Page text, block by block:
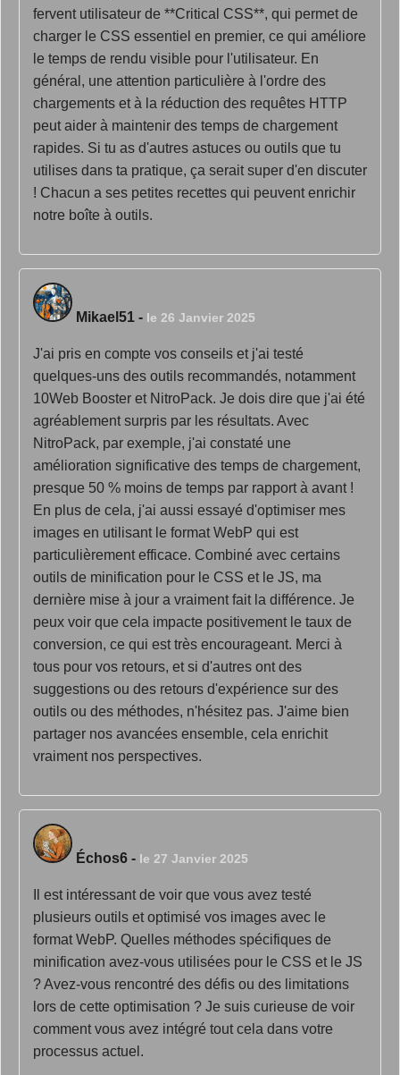
fervent utilisateur de **Critical CSS**, qui permet de
charger le CSS essentiel en premier, ce qui améliore
le temps de rendu visible pour l'utilisateur. En
général, une attention particulière à l'ordre des
chargements et à la réduction des requêtes HTTP
peut aider à maintenir des temps de chargement
rapides. Si tu as d'autres astuces ou outils que tu
utilises dans ta pratique, ça serait super d'en discuter
! Chacun a ses petites recettes qui peuvent enrichir
notre boîte à outils.
Mikael51 - le 26 Janvier 2025
J'ai pris en compte vos conseils et j'ai testé
quelques-uns des outils recommandés, notamment
10Web Booster et NitroPack. Je dois dire que j'ai été
agréablement surpris par les résultats. Avec
NitroPack, par exemple, j'ai constaté une
amélioration significative des temps de chargement,
presque 50 % moins de temps par rapport à avant !
En plus de cela, j'ai aussi essayé d'optimiser mes
images en utilisant le format WebP qui est
particulièrement efficace. Combiné avec certains
outils de minification pour le CSS et le JS, ma
dernière mise à jour a vraiment fait la différence. Je
peux voir que cela impacte positivement le taux de
conversion, ce qui est très encourageant. Merci à
tous pour vos retours, et si d'autres ont des
suggestions ou des retours d'expérience sur des
outils ou des méthodes, n'hésitez pas. J'aime bien
partager nos avancées ensemble, cela enrichit
vraiment nos perspectives.
Échos6 - le 27 Janvier 2025
Il est intéressant de voir que vous avez testé
plusieurs outils et optimisé vos images avec le
format WebP. Quelles méthodes spécifiques de
minification avez-vous utilisées pour le CSS et le JS
? Avez-vous rencontré des défis ou des limitations
lors de cette optimisation ? Je suis curieuse de voir
comment vous avez intégré tout cela dans votre
processus actuel.